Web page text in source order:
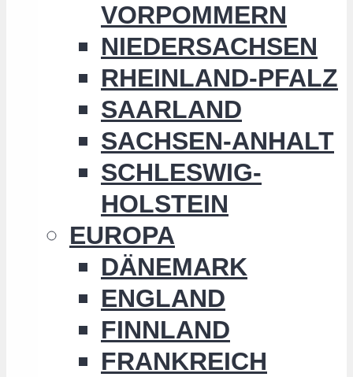
VORPOMMERN
NIEDERSACHSEN
RHEINLAND-PFALZ
SAARLAND
SACHSEN-ANHALT
SCHLESWIG-
HOLSTEIN
EUROPA
DÄNEMARK
ENGLAND
FINNLAND
FRANKREICH